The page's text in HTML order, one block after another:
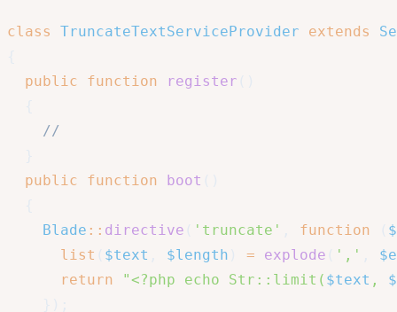
class TruncateTextServiceProvider extends
public
function register
//
public
function boot
Blade :: directive 'truncate' function
list
$text $length = explode ','
return
"<?php echo Str::limit( $text ,